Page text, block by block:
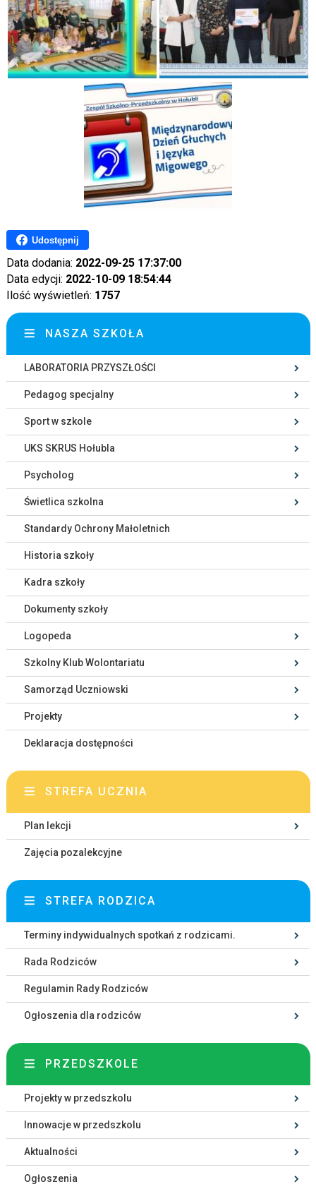
Udostępnij
Data dodania: 2022-09-25 17:37:00
Data edycji: 2022-10-09 18:54:44
Ilość wyświetleń: 1757
NASZA SZKOŁA
LABORATORIA PRZYSZŁOŚCI
Pedagog specjalny
Sport w szkole
UKS SKRUS Hołubla
Psycholog
Świetlica szkolna
Standardy Ochrony Małoletnich
Historia szkoły
Kadra szkoły
Dokumenty szkoły
Logopeda
Szkolny Klub Wolontariatu
Samorząd Uczniowski
Projekty
Deklaracja dostępności
STREFA UCZNIA
Plan lekcji
Zajęcia pozalekcyjne
STREFA RODZICA
Terminy indywidualnych spotkań z rodzicami.
Rada Rodziców
Regulamin Rady Rodziców
Ogłoszenia dla rodziców
PRZEDSZKOLE
Projekty w przedszkolu
Innowacje w przedszkolu
Aktualności
Ogłoszenia